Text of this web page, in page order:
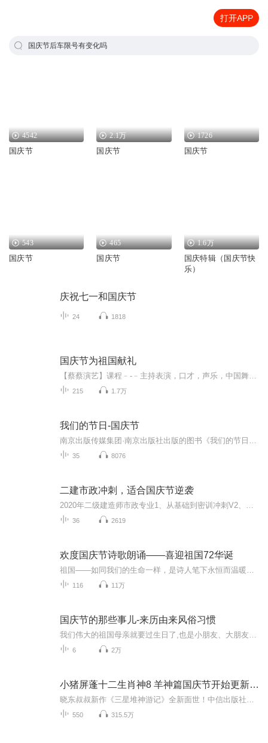
打开APP
国庆节后车限号有变化吗
4542
国庆节
2.1万
国庆节
1726
国庆节
543
国庆节
465
国庆节
1.6万
国庆特辑（国庆节快
乐）
庆祝七一和国庆节
24 1818
国庆节为祖国献礼
215 1.7万
我们的节日-国庆节
35 8076
二建市政冲刺，适合国庆节逆袭
36 2619
欢度国庆节诗歌朗诵——喜迎祖国72华诞
116 11万
国庆节的那些事儿-来历由来风俗习惯
6 2万
小猪屏蓬十二生肖神8 羊神篇国庆节开始更新啦！
550 315.5万